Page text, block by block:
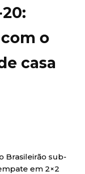
o
casa
Brasileirão sub-
em 2×2